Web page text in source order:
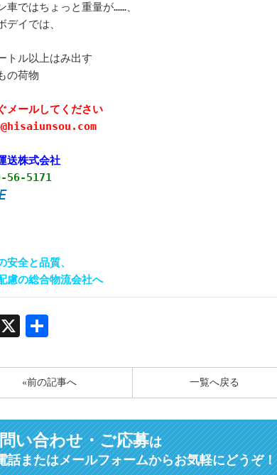
車ではちょっと重量が……、
デイでは、
トル以上はみ出す
の荷物
メールしてください
送株式会社
56-5171
安全と品質、
慮の総合物流会社へ
Facebook
X
«前の記事へ 一覧へ戻る
い合わせ・ご応募は
話またはメールフォームからお気軽にどうぞ！